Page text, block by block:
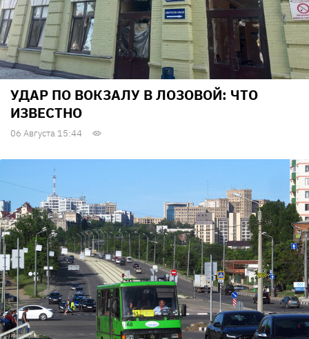
УДАР ПО ВОКЗАЛУ В ЛОЗОВОЙ: ЧТО
ИЗВЕСТНО
06 Августа 15:44